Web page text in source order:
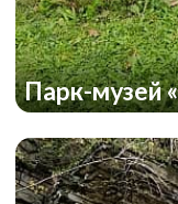
Парк-музей